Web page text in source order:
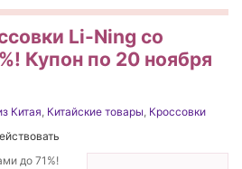
Li-Ning со
Купон по 20 ноября
Китая, Китайские товары, Кроссовки
до 71%!